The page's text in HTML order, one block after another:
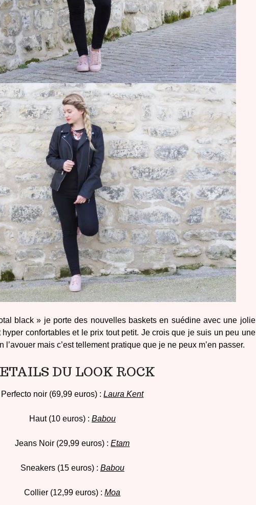
black » je porte des nouvelles baskets en suédine avec une jolie
confortables et le prix tout petit. Je crois que je suis un peu une
mais c’est tellement pratique que je ne peux m’en passer.
DU LOOK ROCK
Perfecto noir (69,99 euros) :Laura Kent
Haut (10 euros) : Babou
Jeans Noir (29,99 euros) :Etam
Sneakers (15 euros) : Babou
Collier (12,99 euros) :Moa